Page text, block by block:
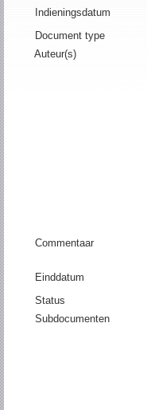
Indieningsdatum
Document type
Auteur(s)
Commentaar
Einddatum
Status
Subdocumenten